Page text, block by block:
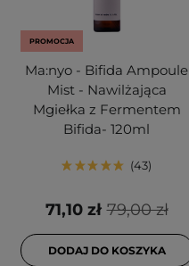
PROMOCJA
Ma:nyo - Bifida Ampoule
Mist - Nawilżająca
Mgiełka z Fermentem
Bifida- 120ml
43
79,00 zł
71,10 zł
DODAJ DO KOSZYKA